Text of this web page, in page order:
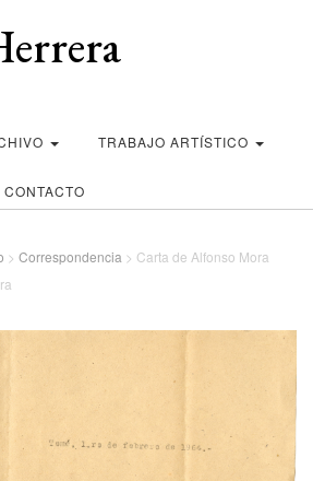
TRABAJO ARTÍSTICO
CONTACTO
> Correspondencia > Carta de Alfonso Mora